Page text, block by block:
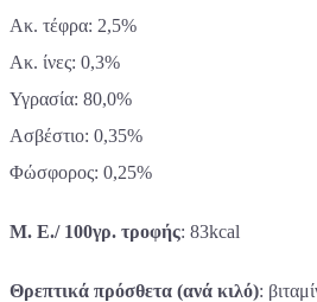
Ακ. τέφρα: 2,5%
Ακ. ίνες: 0,3%
Υγρασία: 80,0%
Ασβέστιο: 0,35%
Φώσφορος: 0,25%
Μ. Ε./ 100γρ. τροφής: 83kcal
Θρεπτικά πρόσθετα (ανά κιλό):